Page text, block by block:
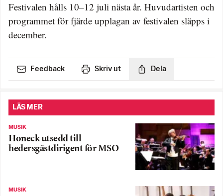
Festivalen hålls 10–12 juli nästa år. Huvudartisten och
programmet för fjärde upplagan av festivalen släpps i
december.
Feedback Skriv ut Dela
LÄS MER
MUSIK
Honeck utsedd till
hedersgästdirigent för MSO
MUSIK